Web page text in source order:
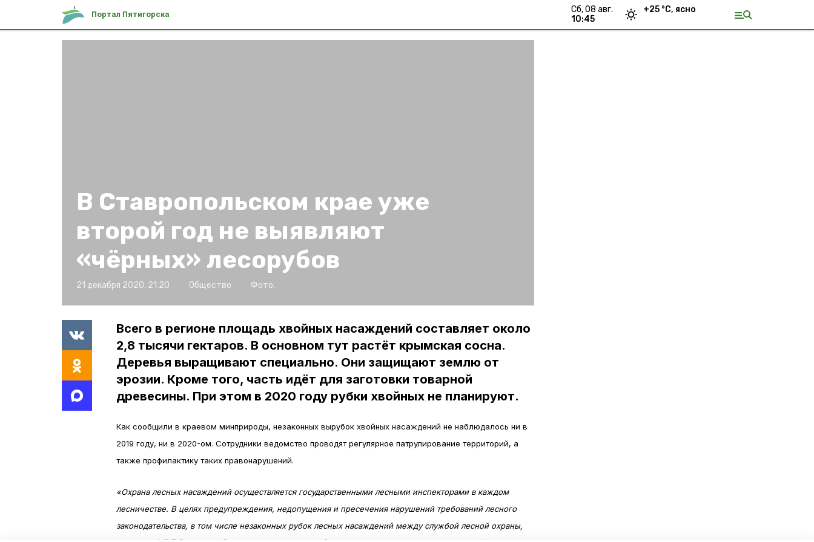
Портал Пятигорска
сб, 08 авг.
10:45
+25 °С, ясно
В Ставропольском крае уже
второй год не выявляют
«чёрных» лесорубов
21 декабря 2020, 21:20 Общество Фото:
Всего в регионе площадь хвойных насаждений составляет около
2,8 тысячи гектаров. В основном тут растёт крымская сосна.
Деревья выращивают специально. Они защищают землю от
эрозии. Кроме того, часть идёт для заготовки товарной
древесины. При этом в 2020 году рубки хвойных не планируют.
Как сообщили в краевом минприроды, незаконных вырубок хвойных насаждений не наблюдалось ни в
2019 году, ни в 2020-ом. Сотрудники ведомство проводят регулярное патрулирование территорий, а
также профилактику таких правонарушений.
«Охрана лесных насаждений осуществляется государственными лесными инспекторами в каждом
лесничестве. В целях предупреждения, недопущения и пресечения нарушений требований лесного
законодательства, в том числе незаконных рубок лесных насаждений между службой лесной охраны,